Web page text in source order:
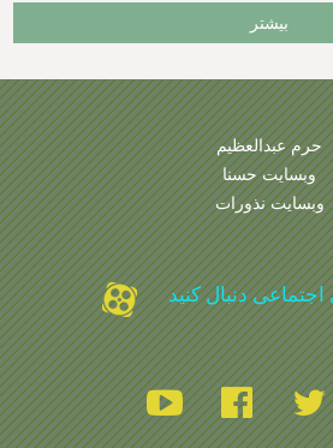
بیشتر
حرم عبدالعظیم
وبسایت حسنا
وبسایت نذورات
دنبال کنید